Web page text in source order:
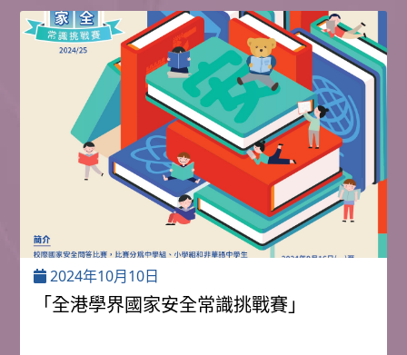
2024年10月10日
「全港學界國家安全常識挑戰賽」